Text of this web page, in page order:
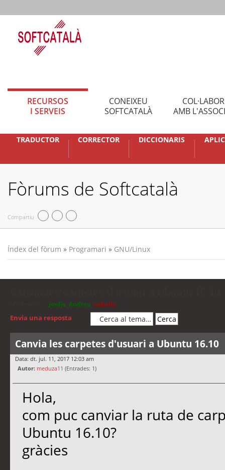
RECURSOS
I SERVEIS
CONEIXEU
SOFTCATALÀ
AMB
TRADUCTOR CORRECTOR DICCIONARIS
Fòrums de Softcatalà
Compartiu
Índex del fòrum » Programari » GNU/Linux
jordis Andreu cubells
Envia una resposta
Canvia les carpetes d'usuari a Ubuntu 16.10
Data: dt. jul. 11, 2017 12:03 am
Autor: meduza11 (Entrades: 1)
Hola,
com puc canviar la ruta de
Ubuntu 16.10?
gràcies